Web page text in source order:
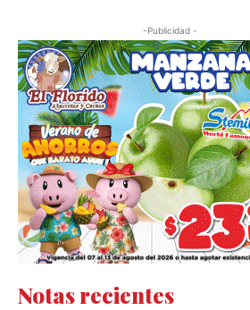
-Publicidad -
Notas recientes